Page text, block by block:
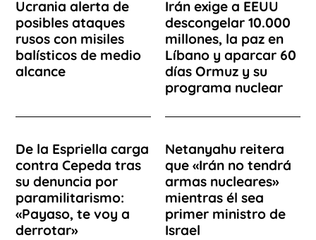
Ucrania alerta de
posibles ataques
rusos con misiles
balísticos de medio
alcance
Irán exige a EEUU
descongelar 10.000
millones, la paz en
Líbano y aparcar 60
días Ormuz y su
programa nuclear
De la Espriella carga
contra Cepeda tras
su denuncia por
paramilitarismo:
«Payaso, te voy a
derrotar»
Netanyahu reitera
que «Irán no tendrá
armas nucleares»
mientras él sea
primer ministro de
Israel